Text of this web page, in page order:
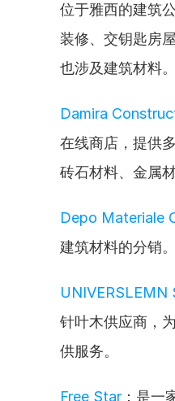
位于雅西的建筑
装修、交钥匙房
也涉及建筑材料。
Damira
在线商店，提供
砖石材料、金属材
Depo Materiale
建筑材料的分销。
UNIVERSLEMN
针叶木供应商，
供服务。
Free Star ：是一